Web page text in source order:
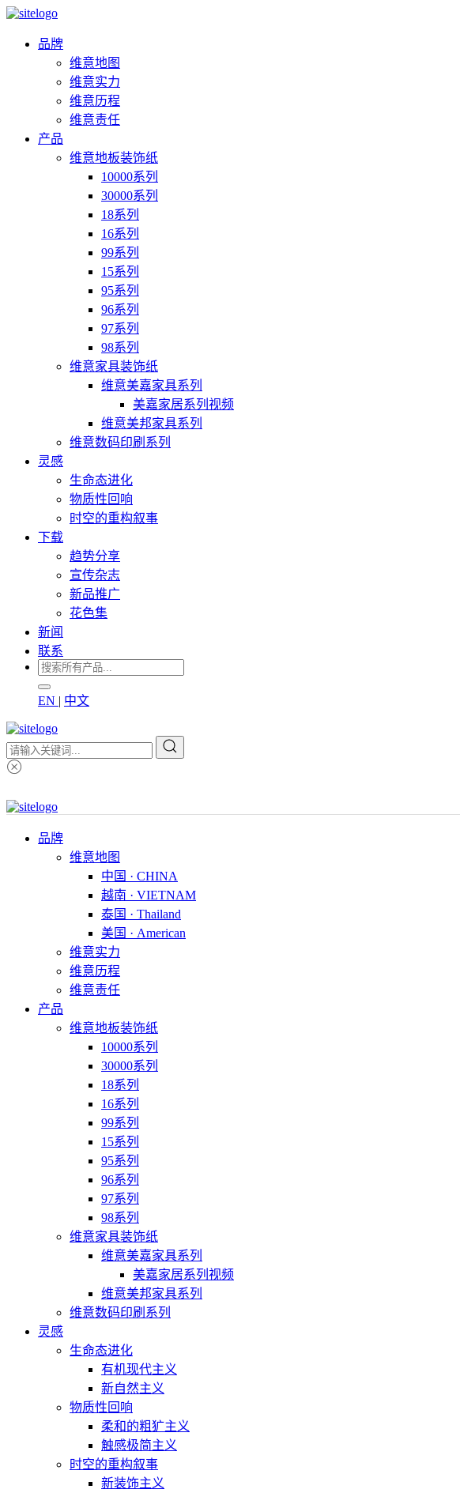
品牌
维意地图
维意实力
维意历程
维意责任
产品
维意地板装饰纸
10000系列
30000系列
18系列
16系列
99系列
15系列
95系列
96系列
97系列
98系列
维意家具装饰纸
维意美嘉家具系列
美嘉家居系列视频
维意美邦家具系列
维意数码印刷系列
灵感
生命态进化
物质性回响
时空的重构叙事
下载
趋势分享
宣传杂志
新品推广
花色集
新闻
联系
EN | 中文
品牌
维意地图
中国 · CHINA
越南 · VIETNAM
泰国 · Thailand
美国 · American
维意实力
维意历程
维意责任
产品
维意地板装饰纸
10000系列
30000系列
18系列
16系列
99系列
15系列
95系列
96系列
97系列
98系列
维意家具装饰纸
维意美嘉家具系列
美嘉家居系列视频
维意美邦家具系列
维意数码印刷系列
灵感
生命态进化
有机现代主义
新自然主义
物质性回响
柔和的粗犷主义
触感极简主义
时空的重构叙事
新装饰主义